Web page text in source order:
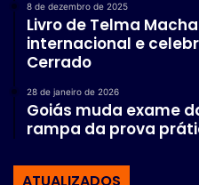
8 de dezembro de 2025
Livro de Telma
internacional e
Cerrado
28 de janeiro de 2026
Goiás muda exame
rampa da prova